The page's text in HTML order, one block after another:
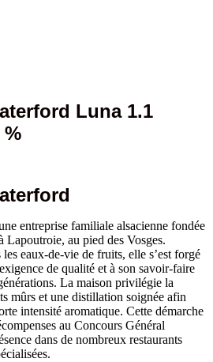
Luna 1.1
entreprise familiale alsacienne fondée
au pied des Vosges.
eaux-de-vie de fruits, elle s’est forgé
de qualité et à son savoir-faire
La maison privilégie la
mûrs et une distillation soignée afin
intensité aromatique. Cette démarche
au Concours Général
dans de nombreux restaurants